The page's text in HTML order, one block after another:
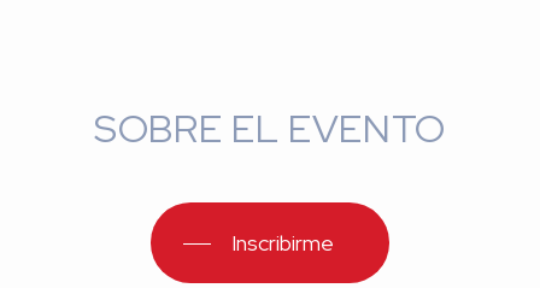
SOBRE EL EVENTO
Inscribirme